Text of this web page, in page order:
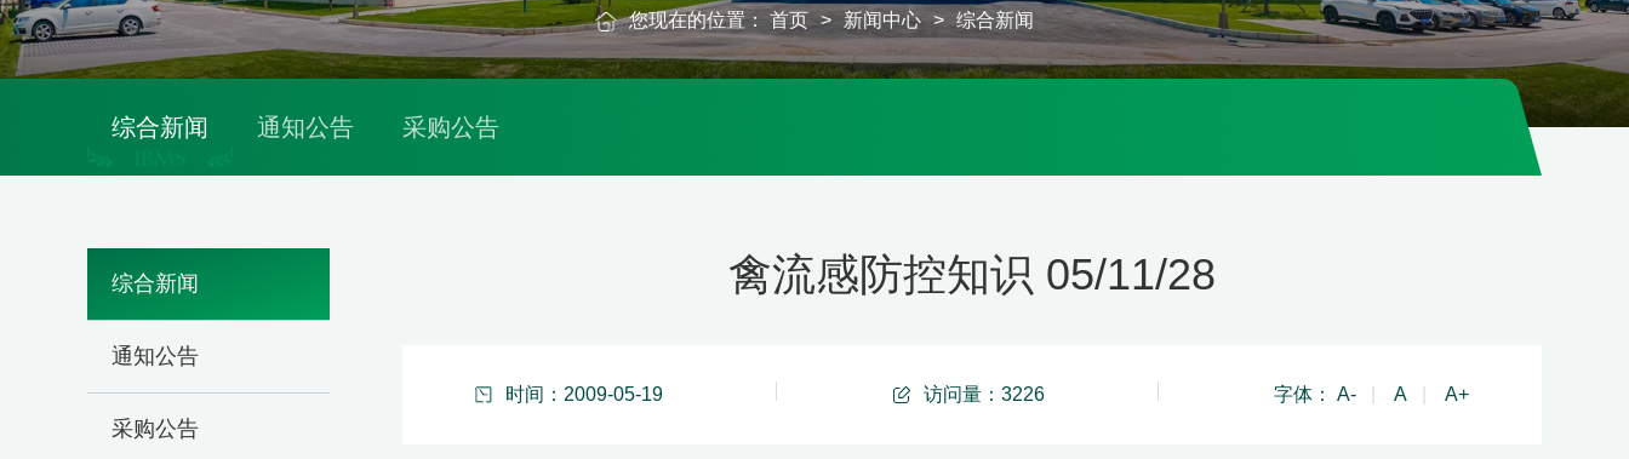
您现在的位置： 首页 > 新闻中心 > 综合新闻
综合新闻 通知公告 采购公告
综合新闻
通知公告
采购公告
禽流感防控知识 05/11/28
时间：2009-05-19 访问量： 3226 字体： A- A A+